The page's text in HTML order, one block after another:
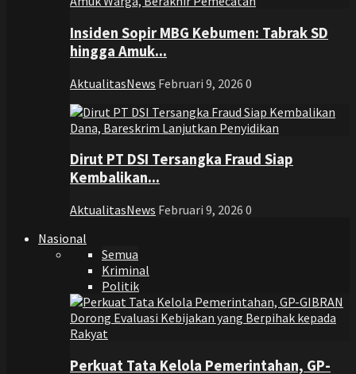
Insiden Sopir MBG Kebumen: Tabrak SD
hingga Amuk...
AktualitasNews Februari 9, 2026 0
Dirut PT DSI Tersangka Fraud Siap
Kembalikan...
AktualitasNews Februari 9, 2026 0
Nasional
Semua
Kriminal
Politik
Perkuat Tata Kelola Pemerintahan, GP-